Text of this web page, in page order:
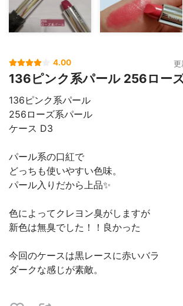
4.00 更
136ピンク系パール 256ロー
136ピンク系パール
256ローズ系パール
ケース D3
パール系の口紅で
どっちも使いやすい色味。
パール入りだから上品✨
色によってクレヨン臭がしますが
新色は無臭でした！！良かった
今回のケースは黒レースに赤いバラ
ダークな感じが素敵。